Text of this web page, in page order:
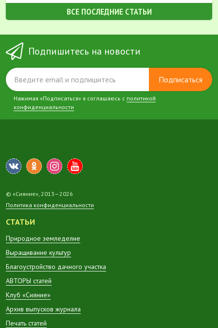
ВСЕ ПОСЛЕДНИЕ СТАТЬИ
Подпишитесь на новости
Подписаться
Нажимая «Подписаться» я соглашаюсь с политикой
конфиденциальности
© «Сияние», 2013—2026
Политика конфиденциальности
СТАТЬИ
Природное земледелие
Выращивание культур
Благоустройство дачного участка
АВТОРЫ статей
Клуб «Сияние»
Архив выпусков журнала
Печать статей